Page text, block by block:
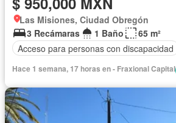
Las Misiones, Ciudad Obregón
3 Recámaras
1 Baño
65 m²
Acceso para personas con discapacidad
Hace 1 semana, 17 horas en - Fraxional Capital